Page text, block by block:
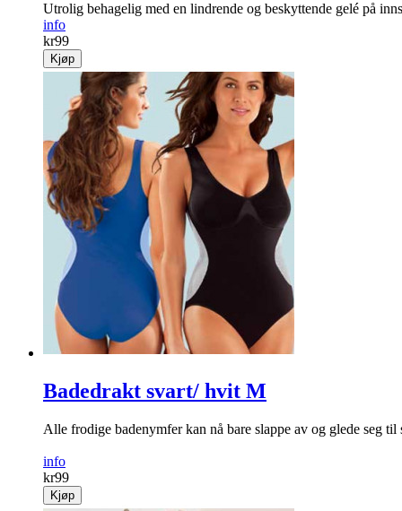
Utrolig behagelig med en lindrende og beskyttende gelé på
info
kr99
Kjøp
Badedrakt svart/ hvit M
Alle frodige badenymfer kan nå bare slappe av og glede seg
info
kr99
Kjøp